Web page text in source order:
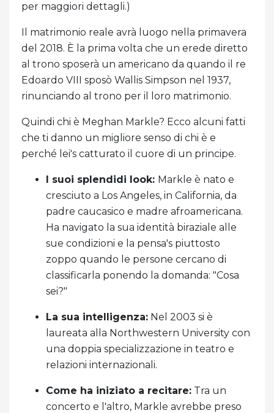
per maggiori dettagli.)
Il matrimonio reale avrà luogo nella primavera
del 2018. È la prima volta che un erede diretto
al trono sposerà un americano da quando il re
Edoardo VIII sposò Wallis Simpson nel 1937,
rinunciando al trono per il loro matrimonio.
Quindi chi è Meghan Markle? Ecco alcuni fatti
che ti danno un migliore senso di chi è e
perché lei's catturato il cuore di un principe.
I suoi splendidi look: Markle è nato e
cresciuto a Los Angeles, in California, da
padre caucasico e madre afroamericana.
Ha navigato la sua identità biraziale alle
sue condizioni e la pensa's piuttosto
zoppo quando le persone cercano di
classificarla ponendo la domanda: "Cosa
sei?"
La sua intelligenza: Nel 2003 si è
laureata alla Northwestern University con
una doppia specializzazione in teatro e
relazioni internazionali.
Come ha iniziato a recitare: Tra un
concerto e l'altro, Markle avrebbe preso